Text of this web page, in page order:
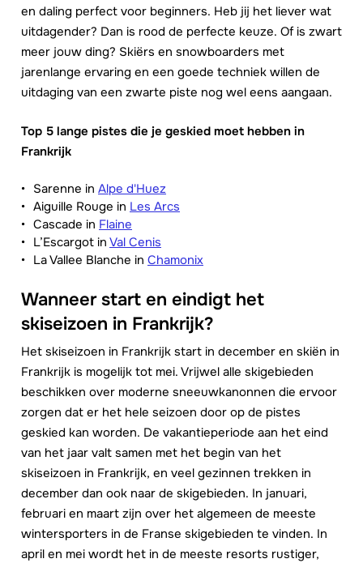
en daling perfect voor beginners. Heb jij het liever wat
uitdagender? Dan is rood de perfecte keuze. Of is zwart
meer jouw ding? Skiërs en snowboarders met
jarenlange ervaring en een goede techniek willen de
uitdaging van een zwarte piste nog wel eens aangaan.
Top 5 lange pistes die je geskied moet hebben in
Frankrijk
Sarenne in Alpe d'Huez
Aiguille Rouge in Les Arcs
Cascade in Flaine
L’Escargot in Val Cenis
La Vallee Blanche in Chamonix
Wanneer start en eindigt het
skiseizoen in Frankrijk?
Het skiseizoen in Frankrijk start in december en skiën in
Frankrijk is mogelijk tot mei. Vrijwel alle skigebieden
beschikken over moderne sneeuwkanonnen die ervoor
zorgen dat er het hele seizoen door op de pistes
geskied kan worden. De vakantieperiode aan het eind
van het jaar valt samen met het begin van het
skiseizoen in Frankrijk, en veel gezinnen trekken in
december dan ook naar de skigebieden. In januari,
februari en maart zijn over het algemeen de meeste
wintersporters in de Franse skigebieden te vinden. In
april en mei wordt het in de meeste resorts rustiger,